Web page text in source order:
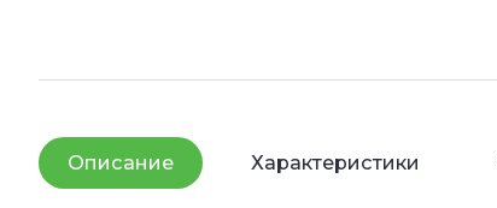
Описание Характеристики